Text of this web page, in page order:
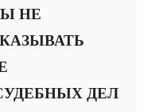
НЕ
ДЕЛ